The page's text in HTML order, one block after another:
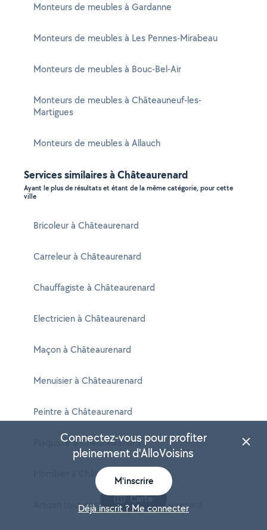
Monteurs de meubles à Gardanne
Monteurs de meubles à Les Pennes-Mirabeau
Monteurs de meubles à Bouc-Bel-Air
Monteurs de meubles à Châteauneuf-les-
Martigues
Monteurs de meubles à Allauch
Services similaires à Châteaurenard
Ayant le plus de résultats et étant de la même catégorie, pour cette
ville
Bricoleur à Châteaurenard
Carreleur à Châteaurenard
Chauffagiste à Châteaurenard
Electricien à Châteaurenard
Maçon à Châteaurenard
Menuisier à Châteaurenard
Peintre à Châteaurenard
Plaquiste à Châteaurenard
Plombier à Châteaurenard
Artisan tout corps d'état à Châteaurenard
Carte
Connectez-vous pour profiter
pleinement d'AlloVoisins
M'inscrire
Déjà inscrit ? Me connecter